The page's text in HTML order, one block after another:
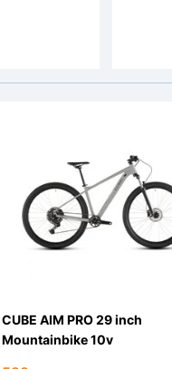
CUBE AIM PRO 29 inch
Mountainbike 10v